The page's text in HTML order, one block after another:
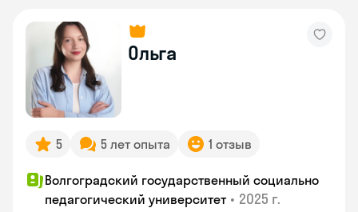
Ольга
5 5 лет опыта 1 отзыв
Волгоградский государственный социально
педагогический университет • 2025 г.